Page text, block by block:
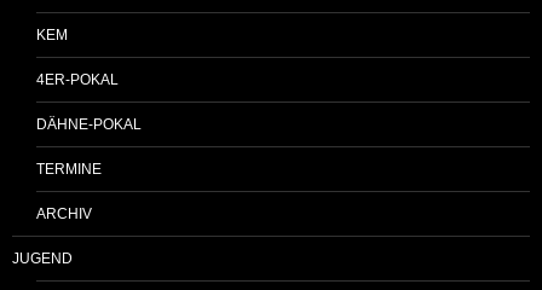
KEM
4ER-POKAL
DÄHNE-POKAL
TERMINE
ARCHIV
JUGEND